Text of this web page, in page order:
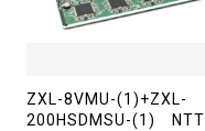
ZXL-8VMU-(1)+ZXL-
200HSDMSU-(1) NTT